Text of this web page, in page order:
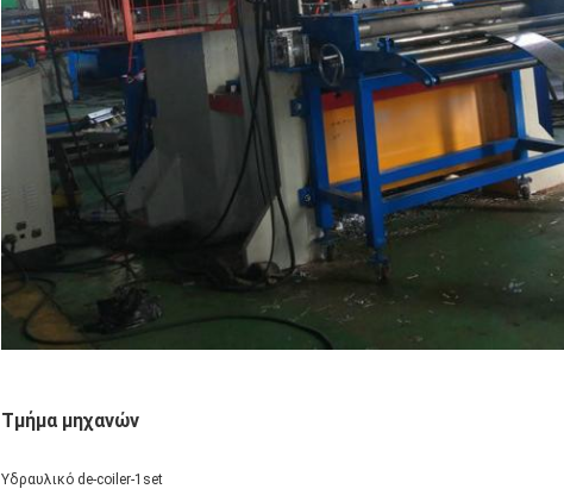
Τμήμα μηχανών
Υδραυλικό de-coiler-1set